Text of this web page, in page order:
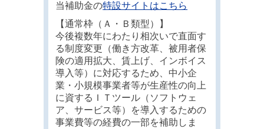
当補助金の特設サイトはこちら
【通常枠（Ａ・Ｂ類型）】
今後複数年にわたり相次いで直面す
る制度変更（働き方改革、被用者保
険の適用拡大、賃上げ、インボイス
導入等）に対応するため、中小企
業・小規模事業者等が生産性の向上
に資するＩＴツール（ソフトウェ
ア、サービス等）を導入するための
事業費等の経費の一部を補助しま